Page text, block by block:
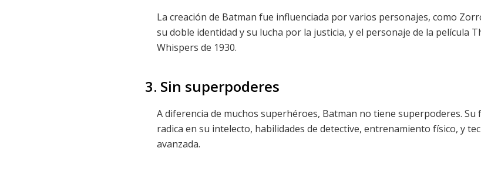
La creación de Batman fue influenciada por varios personajes, como
su doble identidad y su lucha por la justicia, y el personaje de la película
Whispers de 1930.
3. Sin superpoderes
A diferencia de muchos superhéroes, Batman no tiene superpoderes. Su
radica en su intelecto, habilidades de detective, entrenamiento físico, y
avanzada.